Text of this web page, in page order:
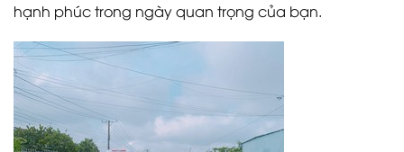
hạnh phúc trong ngày quan trọng của bạn.